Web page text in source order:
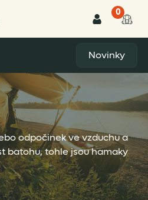
0
Novinky
odpočinek ve vzduchu a
batohu, tohle jsou hamaky